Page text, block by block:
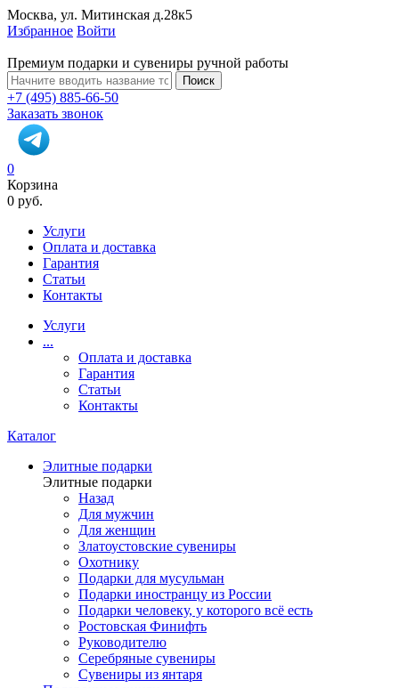
Москва, ул. Митинская д.28к5
Избранное Войти
Премиум подарки и сувениры ручной работы
Поиск
+7 (495) 885-66-50
Заказать звонок
0
Корзина
0 руб.
Услуги
Оплата и доставка
Гарантия
Статьи
Контакты
Услуги
...
Оплата и доставка
Гарантия
Статьи
Контакты
Каталог
Элитные подарки
Элитные подарки
Назад
Для мужчин
Для женщин
Златоустовские сувениры
Охотнику
Подарки для мусульман
Подарки иностранцу из России
Подарки человеку, у которого всё есть
Ростовская Финифть
Руководителю
Серебряные сувениры
Сувениры из янтаря